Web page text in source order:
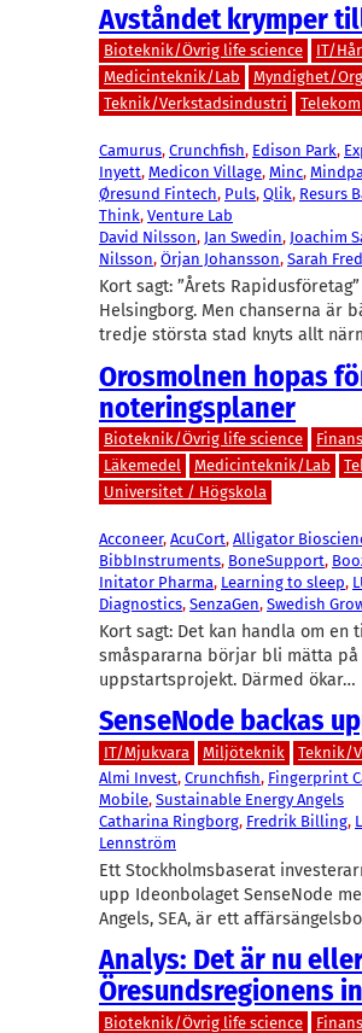
Avståndet krymper
Bioteknik/Övrig life science IT/
Medicinteknik/Lab
Myndighet/
Teknik/Verkstadsindustri
Telekom
Camurus, Crunchfish, Edison Park,
Inyett, Medicon Village, Minc,
Øresund Fintech, Puls, Qlik, Resurs
Think, Venture Lab
David Nilsson, Jan Swedin, Joachim
Nilsson, Örjan Johansson, Sarah
Kort sagt: ”Årets
Helsingborg. Men chanserna är
tredje största stad knyts allt
Orosmolnen hopas
noteringsplaner
Bioteknik/Övrig life science
Läkemedel
Medicinteknik/Lab
Universitet / Högskola
Acconeer, AcuCort, Alligator
BibbInstruments, BoneSupport,
Initator Pharma, Learning to sleep,
Diagnostics, SenzaGen, Swedish
Kort sagt: Det kan handla om
småspararna börjar bli mätta
uppstartsprojekt. Därmed ökar…
SenseNode backas
IT/Mjukvara Miljöteknik Teknik/
Almi Invest, Crunchfish, Fingerprint
Mobile, Sustainable Energy Angels
Catharina Ringborg, Fredrik Billing,
Lennström
Ett Stockholmsbaserat
upp Ideonbolaget SenseNode
Angels, SEA, är ett
Analys: Det är nu
Öresundsregionens
Bioteknik/Övrig life science